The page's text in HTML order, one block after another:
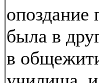
опоздание
была в
в